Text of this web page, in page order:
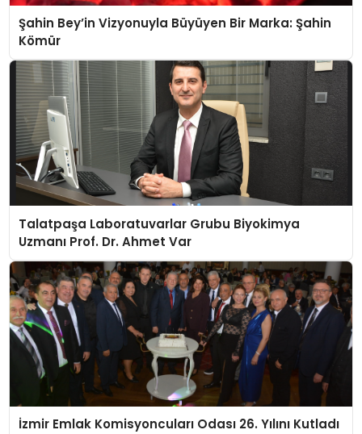
Şahin Bey’in Vizyonuyla Büyüyen Bir Marka: Şahin
Kömür
Talatpaşa Laboratuvarlar Grubu Biyokimya
Uzmanı Prof. Dr. Ahmet Var
İzmir Emlak Komisyoncuları Odası 26. Yılını Kutladı